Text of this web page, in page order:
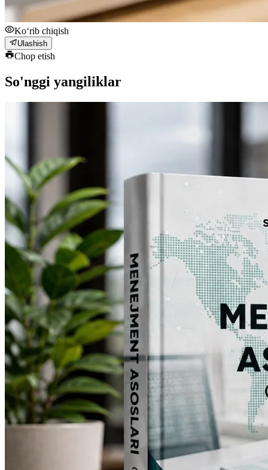
Ko‘rib chiqish
Ulashish
Chop etish
So'nggi yangiliklar